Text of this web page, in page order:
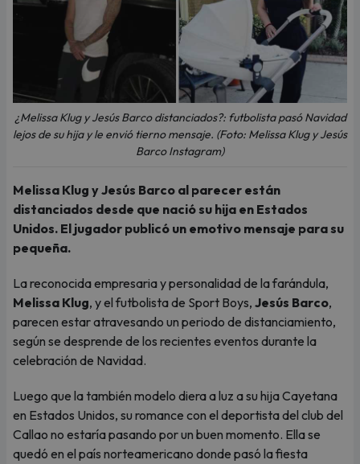
¿Melissa Klug y Jesús Barco distanciados?: futbolista pasó Navidad
lejos de su hija y le envió tierno mensaje. (Foto: Melissa Klug y Jesús
Barco Instagram)
Melissa Klug y Jesús Barco al parecer están
distanciados desde que nació su hija en Estados
Unidos. El jugador publicó un emotivo mensaje para su
pequeña.
La reconocida empresaria y personalidad de la farándula,
Melissa Klug, y el futbolista de Sport Boys, Jesús Barco,
parecen estar atravesando un periodo de distanciamiento,
según se desprende de los recientes eventos durante la
celebración de Navidad.
Luego que la también modelo diera a luz a su hija Cayetana
en Estados Unidos, su romance con el deportista del club del
Callao no estaría pasando por un buen momento. Ella se
quedó en el país norteamericano donde pasó la fiesta